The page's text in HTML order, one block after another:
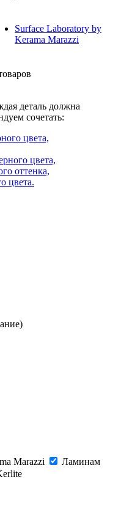
Surface Laboratory by
Kerama Marazzi
деталь должна
сочетать:
цвета,
цвета,
оттенка,
цвета.
Marazzi
Ламинам